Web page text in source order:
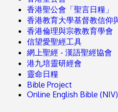
香港聖公會「聖言日糧」
香港教育大學基督教信仰
香港倫理與宗教教育學會
信望愛聖經工具
網上聖經 - 漢語聖經協會
港九培靈研經會
靈命日糧
Bible Project
Online English Bible (NIV)